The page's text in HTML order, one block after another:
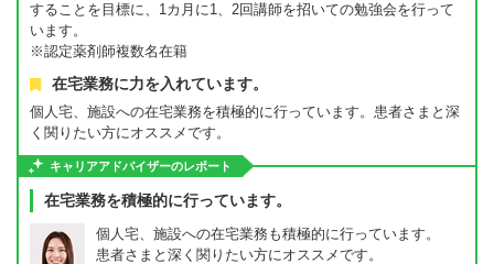
することを目標に、1カ月に1、2回講師を招いての勉強会を行って
います。
※認定薬剤師複数名在籍
在宅業務に力を入れています。
個人宅、施設への在宅業務を積極的に行っています。患者さまと深
く関りたい方にオススメです。
キャリアアドバイザーのレポート
在宅業務を積極的に行っています。
個人宅、施設への在宅業務も積極的に行っています。
患者さまと深く関りたい方にオススメです。